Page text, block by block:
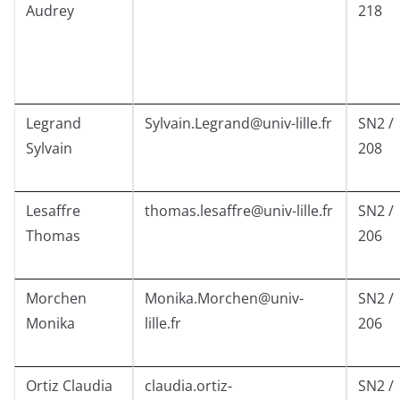
Audrey
218
Legrand
Sylvain
Sylvain.Legrand@univ-lille.fr
SN2 /
208
Lesaffre
Thomas
thomas.lesaffre@univ-lille.fr
SN2 /
206
Morchen
Monika
Monika.Morchen@univ-
lille.fr
SN2 /
206
Ortiz Claudia
claudia.ortiz-
SN2 /